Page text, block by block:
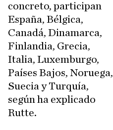
concreto, participan
España, Bélgica,
Canadá, Dinamarca,
Finlandia, Grecia,
Italia, Luxemburgo,
Países Bajos, Noruega,
Suecia y Turquía,
según ha explicado
Rutte.